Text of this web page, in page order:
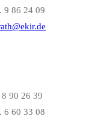
9 86 24 09
8 90 26 39
6 60 33 08